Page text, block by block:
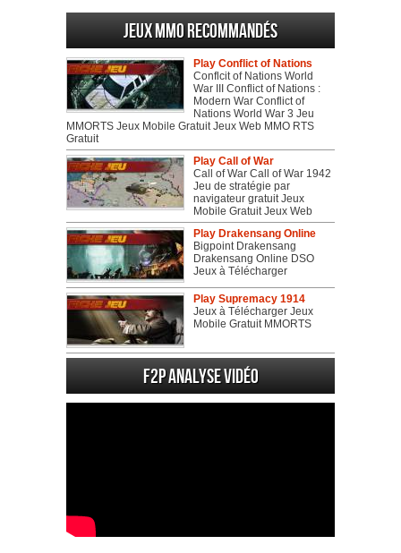
Jeux MMO recommandés
Play Conflict of Nations
Conflcit of Nations World
War III Conflict of Nations :
Modern War Conflict of
Nations World War 3 Jeu
MMORTS Jeux Mobile Gratuit Jeux Web MMO RTS
Gratuit
Play Call of War
Call of War Call of War 1942
Jeu de stratégie par
navigateur gratuit Jeux
Mobile Gratuit Jeux Web
Play Drakensang Online
Bigpoint Drakensang
Drakensang Online DSO
Jeux à Télécharger
Play Supremacy 1914
Jeux à Télécharger Jeux
Mobile Gratuit MMORTS
F2P Analyse vidéo